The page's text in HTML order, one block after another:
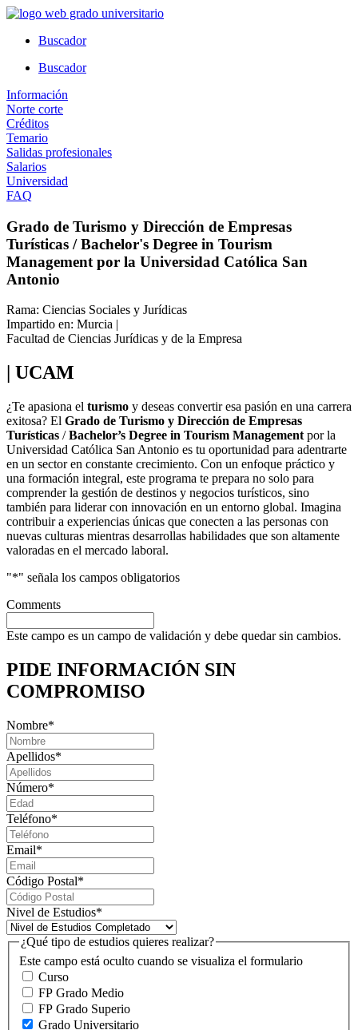
Ir
contenidoBuscador
Buscador
Información
Norte corte
Créditos
Temario
Salidas profesionales
Salarios
Universidad
FAQ
Grado de Turismo y Dirección de Empresas
Turísticas / Bachelor's Degree in Tourism
Management por la Universidad Católica San
Antonio
Rama: Ciencias Sociales y Jurídicas
Impartido en: Murcia |
Facultad de Ciencias Jurídicas y de la Empresa
| UCAM
¿Te apasiona el turismo y deseas convertir esa pasión en una carrera
exitosa? El Grado de Turismo y Dirección de Empresas
Turísticas /Bachelor’s Degree in Tourism Management por la
Universidad Católica San Antonio es tu oportunidad para adentrarte
en un sector en constante crecimiento. Con un enfoque práctico y
una formación integral, este programa te prepara no solo para
comprender la gestión de destinos y negocios turísticos, sino
también para liderar con innovación en un entorno global. Imagina
contribuir a experiencias únicas que conecten a las personas con
nuevas culturas mientras desarrollas habilidades que son altamente
valoradas en el mercado laboral.
"*" señala los campos obligatorios
Comments
Este campo es un campo de validación y debe quedar sin cambios.
PIDE INFORMACIÓN SIN
COMPROMISO
Nombre*
Apellidos*
Número*
Teléfono*
Email*
Código Postal*
Nivel de Estudios*
Este campo está oculto cuando se visualiza el formulario
¿Qué tipo de estudios quieres realizar?
Curso
FP Grado Medio
FP Grado Superio
Grado Universitario